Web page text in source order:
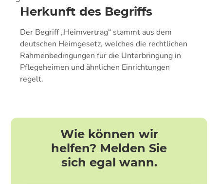
Herkunft des Begriffs
Der Begriff „Heimvertrag“ stammt aus dem
deutschen Heimgesetz, welches die rechtlichen
Rahmenbedingungen für die Unterbringung in
Pflegeheimen und ähnlichen Einrichtungen
regelt.
Wie können wir
helfen? Melden Sie
sich egal wann.